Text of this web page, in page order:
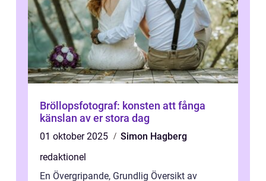
Bröllopsfotograf: konsten att fånga
känslan av er stora dag
01 oktober 2025
Simon Hagberg
redaktionel
En Övergripande, Grundlig Översikt av